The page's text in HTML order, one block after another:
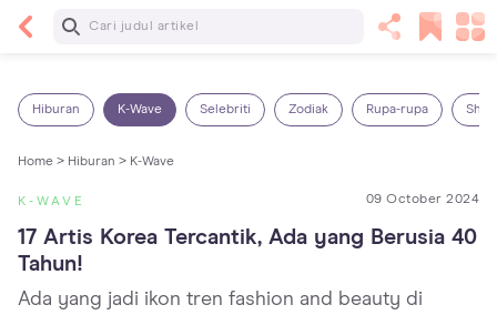
Baca Selanjutnya
Hiburan K-Wave Selebriti Zodiak Rupa-rupa
Home > Hiburan > K-Wave
K-WAVE 09 October 2024
17 Artis Korea Tercantik, Ada yang Berusia 40
Tahun!
Ada yang jadi ikon tren fashion and beauty di